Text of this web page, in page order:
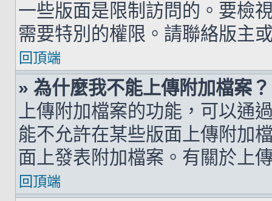
一些版面是限制訪問的。要檢
需要特別的權限。請聯絡版主
回頂端
» 為什麼我不能上傳附加檔案？
上傳附加檔案的功能，可以通
能不允許在某些版面上傳附加
面上發表附加檔案。有關於上
回頂端